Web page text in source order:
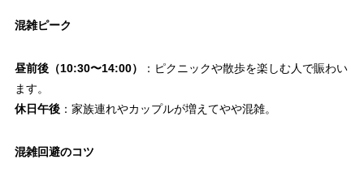
混雑ピーク
昼前後（10:30〜14:00）
：ピクニックや散歩を楽しむ人で賑わい
ます。
休日午後：家族連れやカップルが増えてやや混雑。
混雑回避のコツ